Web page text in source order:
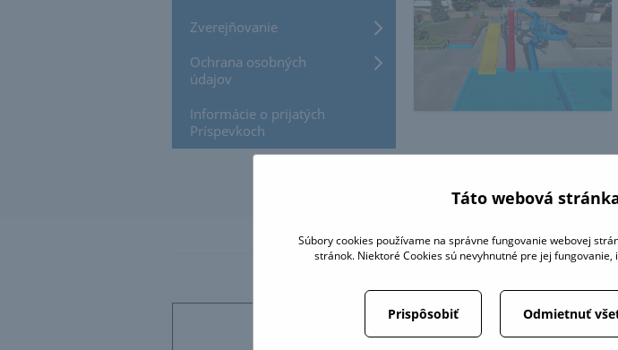
Zverejňovanie
Ochrana osobných
údajov
Informácie o prijatých
Príspevkoch
↑
Táto webová
Súbory cookies používame na správne fungovanie webovej
stránok. Niektoré Cookies sú nevyhnutné pre jej
Prispôsobiť Odmietnuť